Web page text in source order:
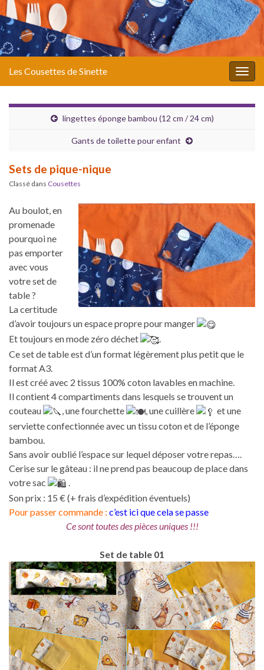
Les Cousettes de Sinette
lingettes éponge bambou (12 cm / 24 cm)
Gants de toilette pour enfant
Sets de pique-nique
Classé dans Cousettes
Au boulot, en
promenade
pourquoi ne
pas emporter
avec vous
votre set de
table ?
La certitude
d’avoir toujours un espace propre pour manger
Et toujours en mode zéro déchet
Ce set de table est d’un format légèrement plus petit que le
format A3.
Il est créé avec 2 tissus 100% coton lavables en machine.
Il contient 4 compartiments dans lesquels se trouvent un
couteau
, une fourchette , une cuillère
et une
serviette confectionnée avec un tissu coton et de l’éponge
bambou.
Sans avoir oublié l’espace sur lequel déposer votre repas….
Cerise sur le gâteau : il ne prend pas beaucoup de place dans
votre sac
Son prix : 15 € (+ frais d’expédition éventuels)
Pour passer commande : c’est ici que cela se passe
Ce sont toutes des pièces uniques !!!
Set de table 01